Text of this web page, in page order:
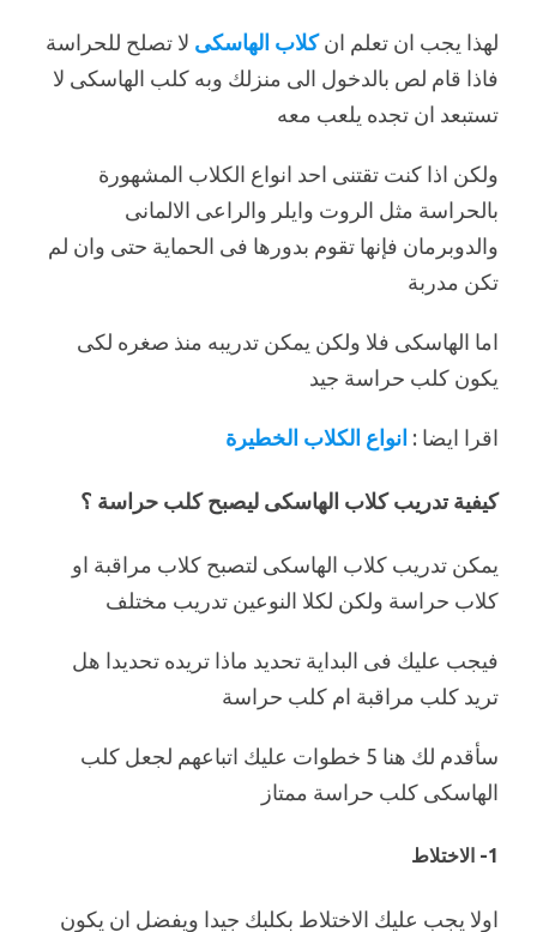
لهذا يجب ان تعلم انكلاب الهاسكى لا تصلح للحراسة
فاذا قام لص بالدخول الى منزلك وبه كلب الهاسكى لا
تستبعد ان تجده يلعب معه
ولكن اذا كنت تقتنى احد انواع الكلاب المشهورة
بالحراسة مثل الروت وايلر والراعى الالمانى
والدوبرمان فإنها تقوم بدورها فى الحماية حتى وان لم
تكن مدربة
اما الهاسكى فلا ولكن يمكن تدريبه منذ صغره لكى
يكون كلب حراسة جيد
اقرا ايضا : انواع الكلاب الخطيرة
كيفية تدريب كلاب الهاسكى ليصبح كلب حراسة ؟
يمكن تدريب كلاب الهاسكى لتصبح كلاب مراقبة او
كلاب حراسة ولكن لكلا النوعين تدريب مختلف
فيجب عليك فى البداية تحديد ماذا تريده تحديدا هل
تريد كلب مراقبة ام كلب حراسة
سأقدم لك هنا 5 خطوات عليك اتباعهم لجعل كلب
الهاسكى كلب حراسة ممتاز
1- الاختلاط
اولا يجب عليك الاختلاط بكلبك جيدا ويفضل ان يكون